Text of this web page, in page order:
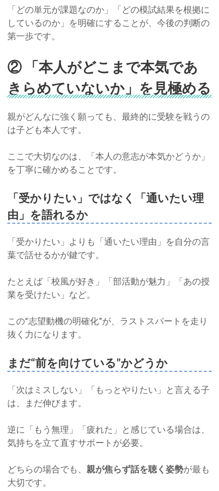
「どの単元が課題なのか」「どの模試結果を根拠に
しているのか」を明確にすることが、今後の判断の
第一歩です。
② 「本人がどこまで本気であ
きらめていないか」を見極める
親がどんなに強く願っても、最終的に受験を戦うの
は子ども本人です。
ここで大切なのは、「本人の意志が本気かどうか」
を丁寧に確かめることです。
「受かりたい」ではなく「通いたい理
由」を語れるか
「受かりたい」よりも「通いたい理由」を自分の言
葉で話せるかが鍵です。
たとえば「校風が好き」「部活動が魅力」「あの授
業を受けたい」など。
この“志望動機の明確化”が、ラストスパートを走り
抜く力になります。
まだ“前を向けている”かどうか
「次はミスしない」「もっとやりたい」と言える子
は、まだ伸びます。
逆に「もう無理」「疲れた」と感じている場合は、
気持ちを立て直すサポートが必要。
どちらの場合でも、 親が焦らず話を聴く姿勢が最も
大切です。